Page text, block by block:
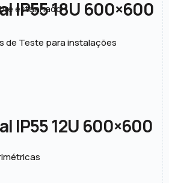
estanhado
de Teste para instalações
IP55 18U 600×600
IP55 12U 600×600